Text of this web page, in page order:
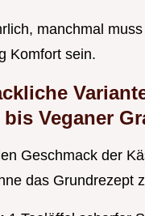
manchmal
Komfort sein.
Veganer
Geschmack der
das Grundrezept